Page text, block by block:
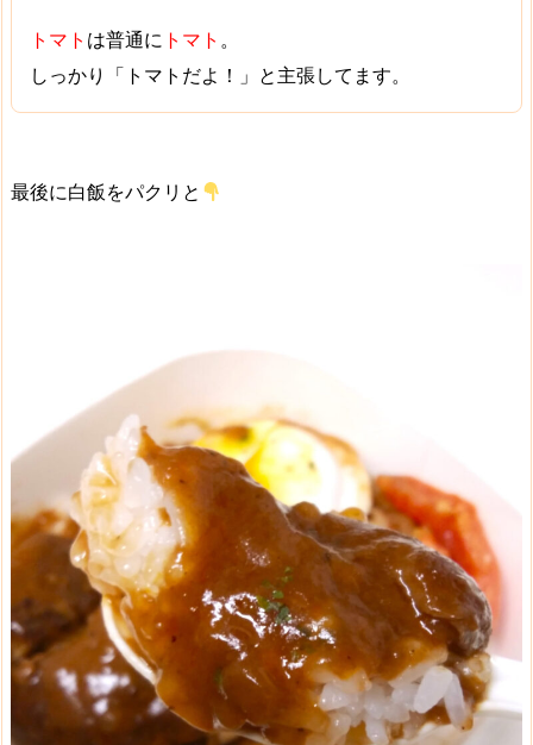
トマト は普通に トマト 。
しっかり「 トマトだよ！ 」と主張してます。
最後に白飯をパクリと